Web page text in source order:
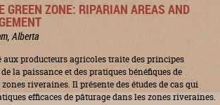
GREEN ZONE: RIPARIAN AREAS AND
Alberta
aux producteurs agricoles traite des principes
la paissance et des pratiques bénéfiques de
riveraines. Il présente des études de cas qui
efficaces de pâturage dans les zones riveraines.